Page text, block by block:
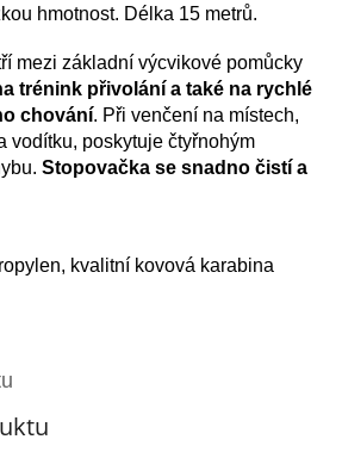
hmotnost. Délka 15 metrů.
mezi základní výcvikové pomůcky
trénink přivolání a také na rychlé
chování. Při venčení na místech,
vodítku, poskytuje čtyřnohým
Stopovačka se snadno čistí a
kvalitní kovová karabina